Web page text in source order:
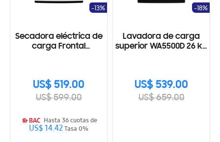
Secadora eléctrica de
carga Frontal
US$ 519.00
US$ 599.00
-13%
Hasta 36 cuotas de
US$ 14.42Tasa 0%
Lavadora de carga
superior WA5500D 26 kg
US$ 539.00
US$ 659.00
-18%